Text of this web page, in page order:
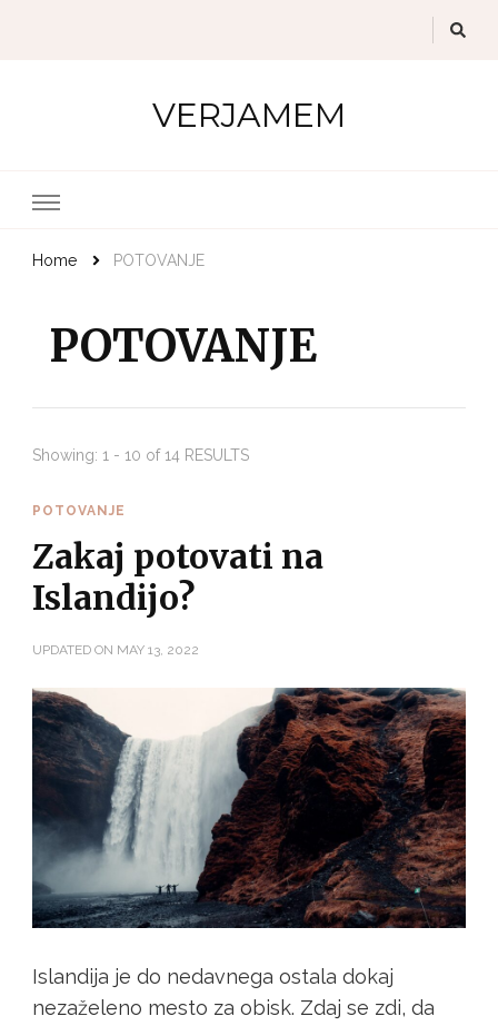
VERJAMEM
Home POTOVANJE
POTOVANJE
Showing: 1 - 10 of 14 RESULTS
POTOVANJE
Zakaj potovati na
Islandijo?
UPDATED ON MAY 13, 2022
Islandija je do nedavnega ostala dokaj
nezaželeno mesto za obisk. Zdaj se zdi, da